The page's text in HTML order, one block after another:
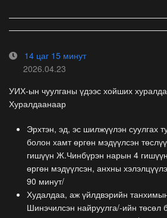
14 цаг 15 минут
2026.04.23
УИХ-ын чуулганы үдээс хойших
Хуралдаанаар
Эрхтэн, эд, эс шилжүүлэн суулгах
болон хамт өргөн мэдүүлсэн
гишүүн Ж.Чинбүрэн нарын 4
өргөн мэдүүлсэн, анхны
90 минут/
Худалдаа, аж үйлдвэрийн
Шинэчилсэн найруулга/-ийн төсөл